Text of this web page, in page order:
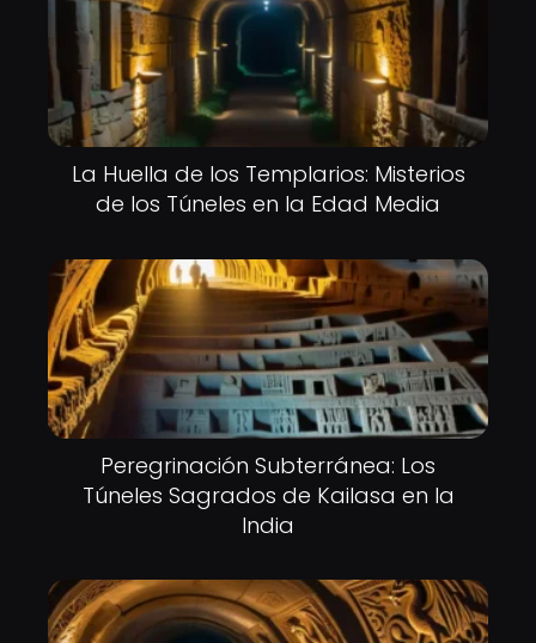
La Huella de los Templarios: Misterios
de los Túneles en la Edad Media
Peregrinación Subterránea: Los
Túneles Sagrados de Kailasa en la
India